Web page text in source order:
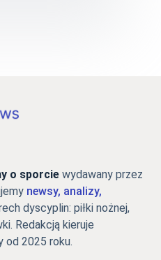
o sporcie wydawany przez
newsy, analizy,
dyscyplin: piłki nożnej,
Redakcją kieruje
od 2025 roku.